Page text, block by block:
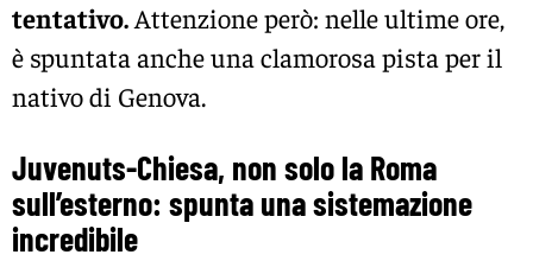
tentativo.Attenzione però: nelle ultime ore,
è spuntata anche una clamorosa pista per il
nativo di Genova.
Juvenuts-Chiesa, non solo la Roma
sull’esterno: spunta una sistemazione
incredibile